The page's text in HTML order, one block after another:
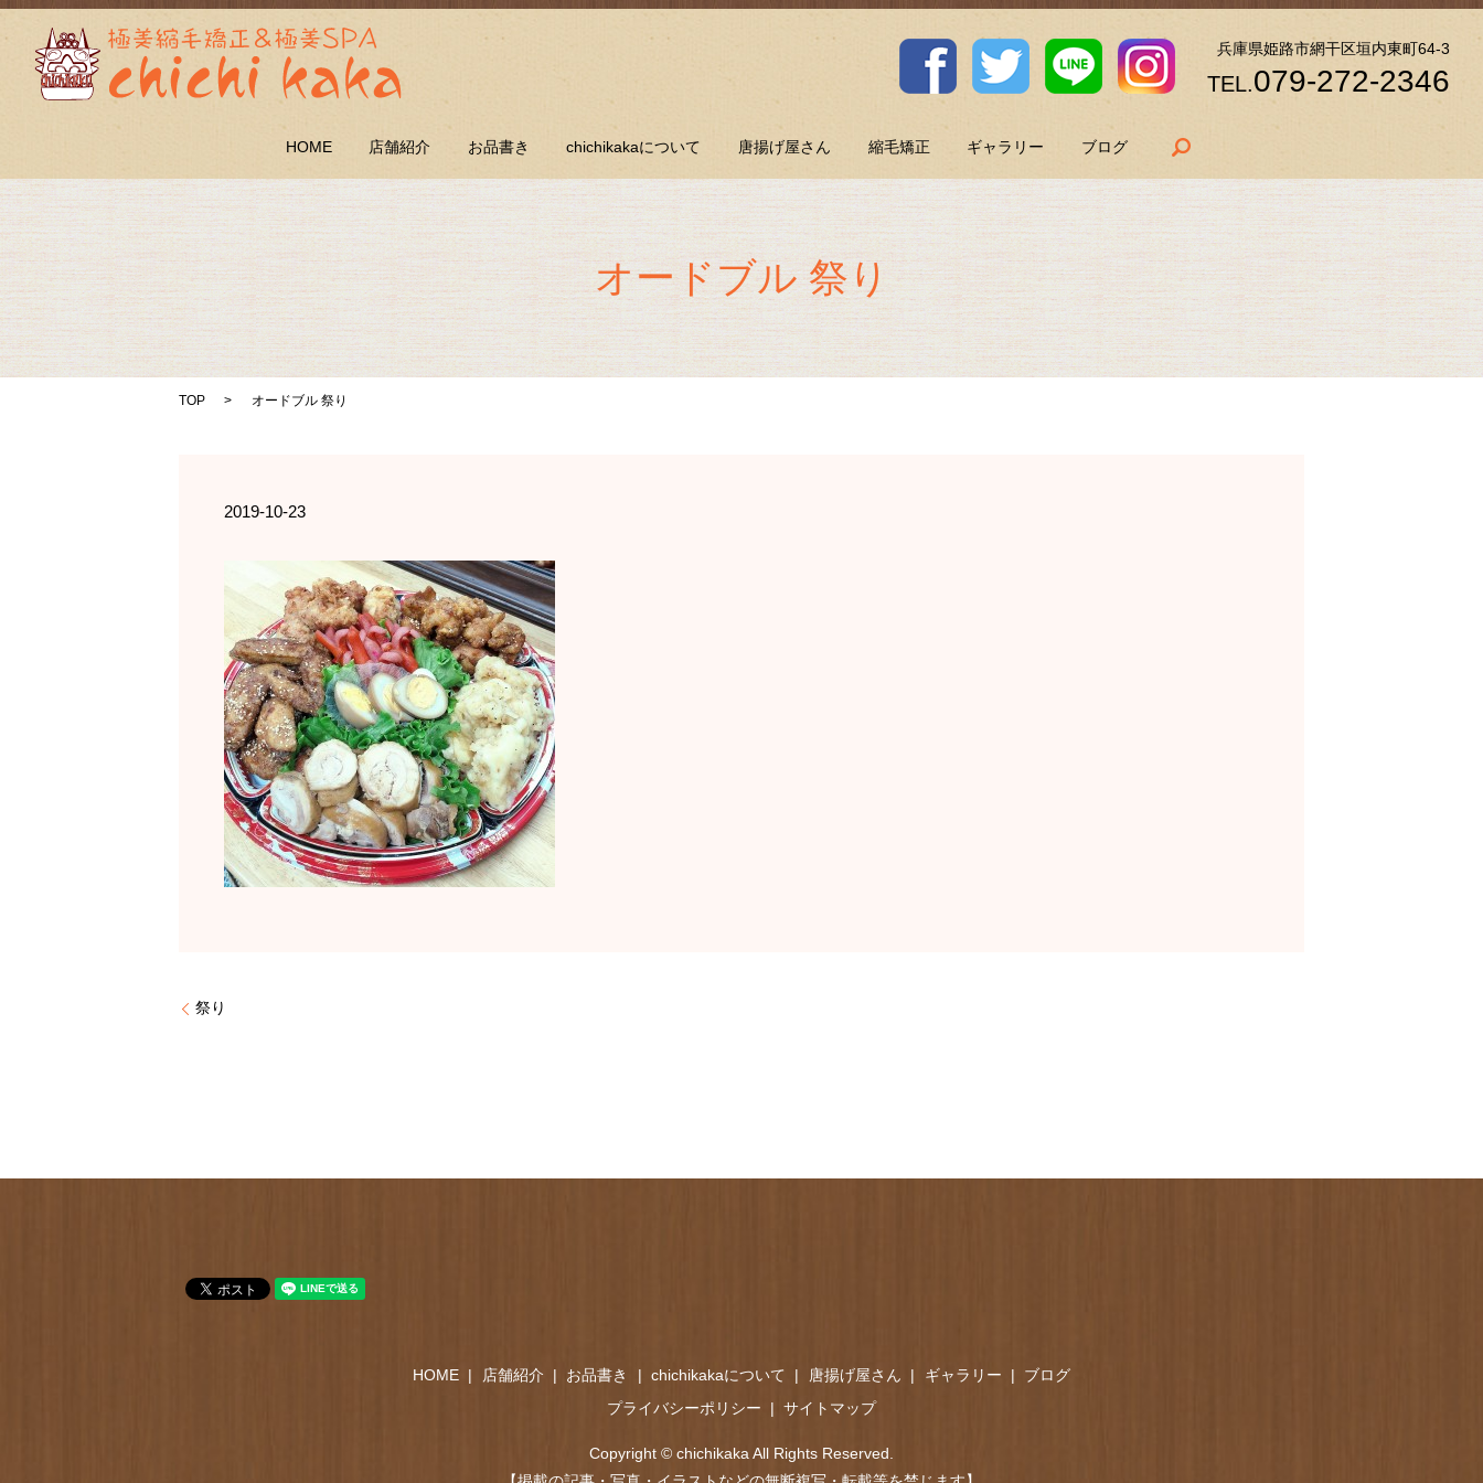
兵庫県姫路市網干区垣内東町64-3
TEL.079-272-2346
HOME 店舗紹介 お品書き chichikakaについて 唐揚げ屋さん 縮毛矯正 ギャラリー ブログ
オードブル 祭り
TOP オードブル 祭り
2019-10-23
祭り
HOME 店舗紹介 お品書き chichikakaについて 唐揚げ屋さん ギャラリー
ブログ
プライバシーポリシー
サイトマップ
Copyright © chichikaka All Rights Reserved.